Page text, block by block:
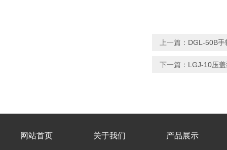
上一篇： DGL-50B
下一篇： LGJ-10压
网站首页 关于我们 产品展示